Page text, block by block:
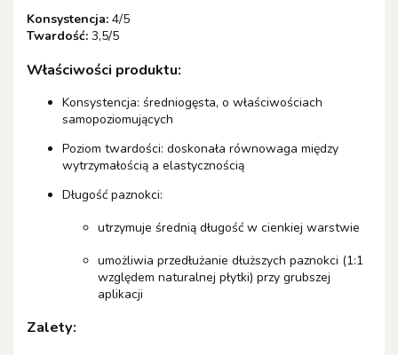
Konsystencja: 4/5
Twardość: 3,5/5
Właściwości produktu:
Konsystencja: średniogęsta, o właściwościach
samopoziomujących
Poziom twardości: doskonała równowaga między
wytrzymałością a elastycznością
Długość paznokci:
utrzymuje średnią długość w cienkiej warstwie
umożliwia przedłużanie dłuższych paznokci (1:1
względem naturalnej płytki) przy grubszej
aplikacji
Zalety: